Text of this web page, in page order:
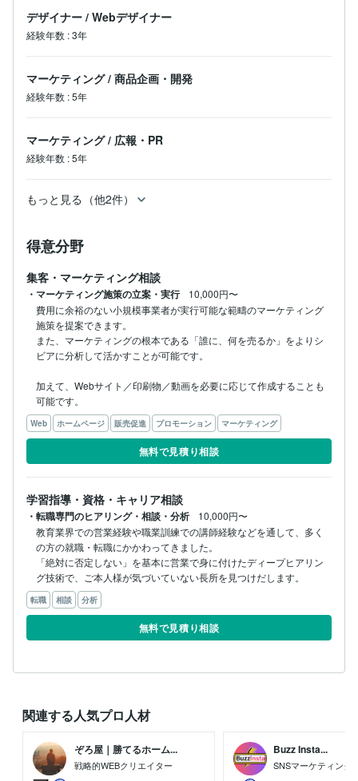
デザイナー / Webデザイナー
経験年数 :3年
マーケティング / 商品企画・開発
経験年数 :5年
マーケティング / 広報・PR
経験年数 :5年
もっと見る（他2件）
得意分野
集客・マーケティング相談
・マーケティング施策の立案・実行
10,000円〜
費用に余裕のない小規模事業者が実行可能な範疇のマーケティング
施策を提案できます。
また、マーケティングの根本である「誰に、何を売るか」をよりシ
ビアに分析して活かすことが可能です。
加えて、Webサイト／印刷物／動画を必要に応じて作成することも
可能です。
Web ホームページ 販売促進 プロモーション マーケティング
無料で見積り相談
学習指導・資格・キャリア相談
・転職専門のヒアリング・相談・分析
10,000円〜
教育業界での営業経験や職業訓練での講師経験などを通して、多く
の方の就職・転職にかかわってきました。
「絶対に否定しない」を基本に営業で身に付けたディープヒアリン
グ技術で、ご本人様が気づいていない長所を見つけだします。
転職 相談 分析
無料で見積り相談
関連する人気プロ人材
ぞろ屋｜勝てるホーム...
戦略的WEBクリエイター
Buzz Insta...
SNSマーケティング